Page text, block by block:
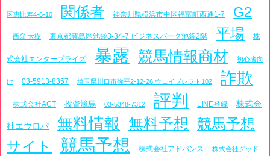
区恵比寿4-6-10 関係者 神奈川県横浜市中区福富町西通1-7 G2
西窪 大樹 東京都豊島区池袋3-34-7 ビジネスパーク池袋2階 平場 株
式会社エンタープライズ 暴露 競馬情報商材 初心者向
け 03-5913-8357 埼玉県川口市弥平2-12-26 ウェイブレフト102 詐欺
株式会社ACT 投資競馬 03-5348-7312 評判 LINE登録 株式会
社エウロパ 無料情報 無料予想 競馬予想
サイト
競馬予想 株式会社アドバンス 株式会社グッド